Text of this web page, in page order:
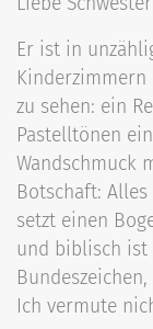
Er ist in
zu sehen: ein
Pastelltönen
Wandschmuck
Botschaft:
setzt einen
und biblisch ist
Ich vermute